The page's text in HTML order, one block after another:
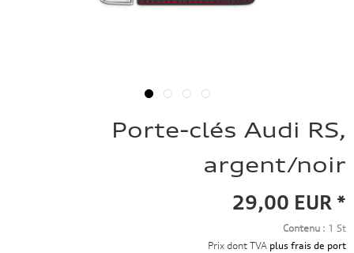
Porte-clés Audi RS,
argent/noir
29,00 EUR *
Contenu : 1 St
Prix dont TVA plus frais de port